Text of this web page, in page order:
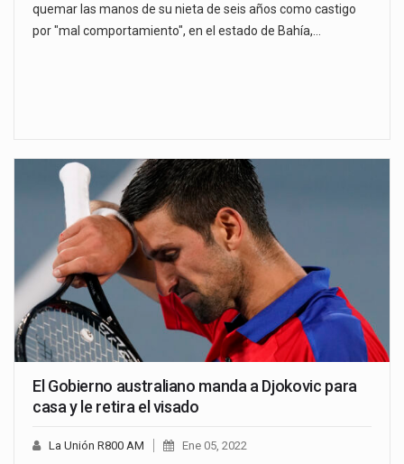
quemar las manos de su nieta de seis años como castigo
por "mal comportamiento", en el estado de Bahía,…
El Gobierno australiano manda a Djokovic para
casa y le retira el visado
La Unión R800 AM Ene 05, 2022